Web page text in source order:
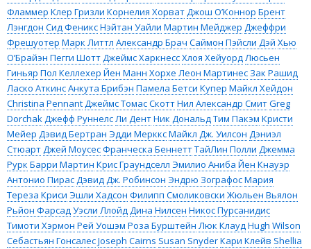
Фламмер Клер Гризли Корнелия ХорватДжош О’Коннор Брент
Лэнгдон Сид ФениксНэйтан Уайли Мартин Мейджер Джеффри
Фрешуотер Марк Литтл Александр Брач Саймон Пэйсли Дэй Хью
О’Брайэн Пегги ШоттДжеймс ХаркнессХлоя ХейуордЛюсьен
Гиньяр Пол Келлехер Йен Манн Хорхе Леон Мартинес Зак Рашид
Ласко АткинсАнкута Брибэн Памела Бетси Купер Майкл Хейдон
Christina PennantДжеймс Томас СкоттНил Александр СмитGreg
DorchakДжефф РуннелсЛи ДентНик ДональдТим Пакэм Кристи
Мейер Дэвид Бертран Эдди МеркксМайкл Дж. Уилсон Дэниэл
СтюартДжей МоусесФранческа БеннеттТайЛин Полли Джемма
Рурк Барри Мартин Крис Граундселл Эмилио Аниба Йен Кнауэр
Антонио ПирасДэвид Дж. Робинсон Эндрю ЗографосМария
Тереза Криси Эшли Хадсон Филипп Смоликовски Жюльен Вьялон
Рьйон ФарсадУэсли ЛлойдДина Нилсен Никос Пурсанидис
Тимоти Хэрмон Рей Уошэм Роза Бурштейн Люк КлаудHugh Wilson
Себастьян ГонсалесJoseph Cairns Susan SnyderКари Клейв Shellia